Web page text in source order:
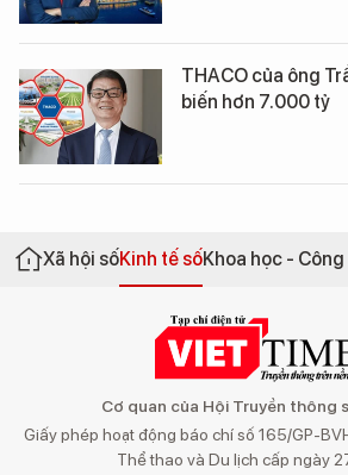
THACO của ông
biến hơn 7.000 tỷ
Xã hội sốKinh tế sốKhoa học -
Cơ quan của Hội Truyền thông
Giấy phép hoạt động báo chí số 165/GP-
Thể thao và Du lịch cấp ngày